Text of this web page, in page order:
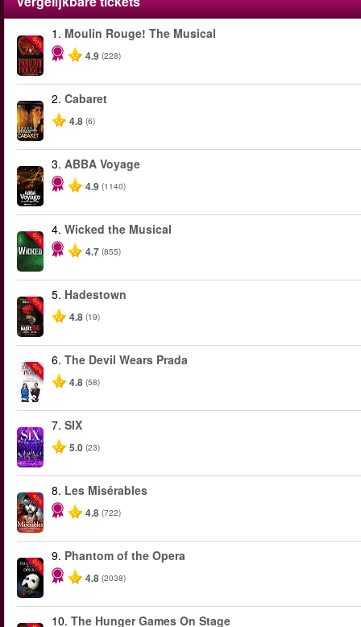
-50%
1. Moulin Rouge! The Musical
4.9 (228)
2. Cabaret
4.8 (6)
3. ABBA Voyage
4.9 (1140)
-50%
4. Wicked the Musical
4.7 (855)
-50%
5. Hadestown
4.8 (19)
-50%
6. The Devil Wears Prada
4.8 (58)
7. SIX
5.0 (23)
-40%
8. Les Misérables
4.8 (722)
-20%
9. Phantom of the Opera
4.8 (2038)
10. The Hunger Games On Stage